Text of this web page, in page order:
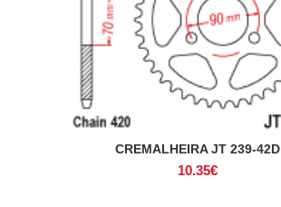
ADICIONAR
CREMALHEIRA JT 239-42D
10.35€